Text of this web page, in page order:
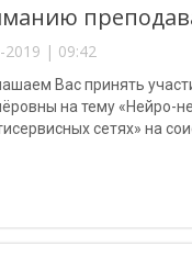
2019 | 09:42
Вас принять
на тему «Нейро-
сетях» на